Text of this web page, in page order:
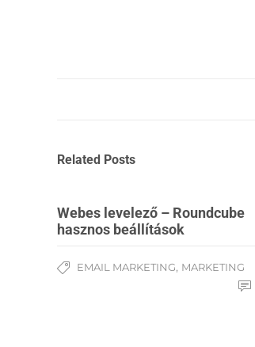
Related Posts
Webes levelező – Roundcube
hasznos beállítások
EMAIL MARKETING, MARKETING